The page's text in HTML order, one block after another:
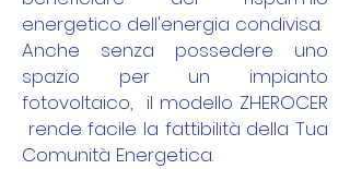
energetico dell'energia condivisa.
Anche senza possedere uno
spazio per un impianto
fotovoltaico, il modello ZHEROCER
rende facile la fattibilità della Tua
Comunità Energetica.